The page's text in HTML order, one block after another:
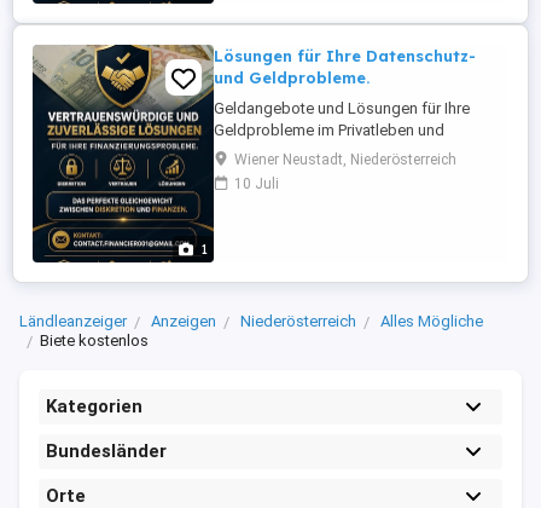
1
Lösungen für Ihre Datenschutz-
und Geldprobleme.
Geldangebote und Lösungen für Ihre
Geldprobleme im Privatleben und
zuverlässige Projekte. Zuverlässiges
Kreditangebot. Kontakt:
Contact.financier001@ gmail.com
Wiener Neustadt, Niederösterreich
10 Juli
Ländleanzeiger Anzeigen Niederösterreich
Alles Mögliche
Biete kostenlos
Kategorien
Bundesländer
Orte